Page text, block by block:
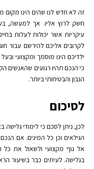
זה לא חדש לנו שהים הינו מקום
חשק לרוץ אליו. אך למעשה,
עיקריות אשר יכולות לעלות
לקרובים אליכם להירשם עבור
ילדיכם הינו מוסמך ומקצועי
כי הנכם תהיו רגועים שהאנשים
הנבון והבטיחותי ביותר.
לסיכום
לכן, ניתן לסכם כי לימודי גלישה
הגילאים וכן כל המינים. אם
אל גוף מקצועי ולשאול את כל
בגלישה. לעיתים כבר בשיעור